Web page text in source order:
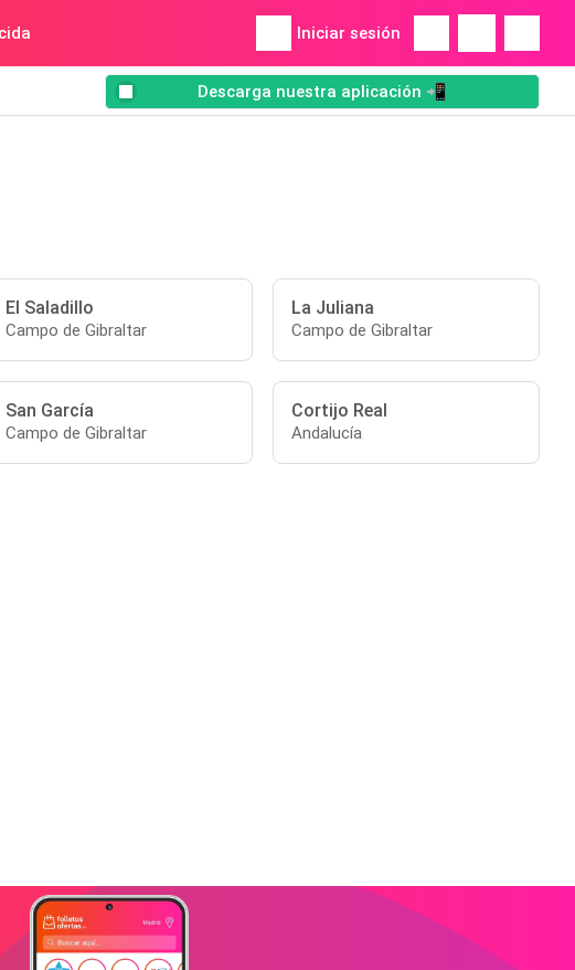
Iniciar sesión
Descarga nuestra aplicación 📲
El Saladillo
Campo de Gibraltar
La Juliana
Campo de Gibraltar
San García
Campo de Gibraltar
Cortijo Real
Andalucía